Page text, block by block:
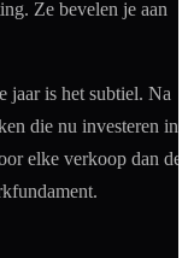
Ze bevelen je aan
jaar is het subtiel. Na
die nu investeren in
elke verkoop dan de